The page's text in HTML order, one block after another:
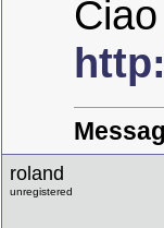
Ciao
roland
unregistered